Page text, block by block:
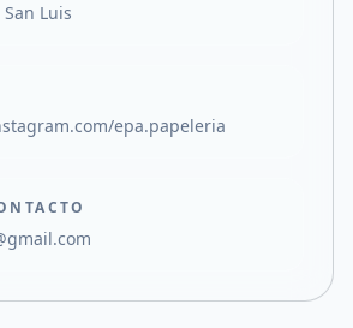
Luis
epa.papeleria